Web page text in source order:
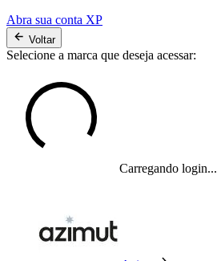
Abra sua conta XP
Voltar
Selecione a marca que deseja acessar:
Carregando login...